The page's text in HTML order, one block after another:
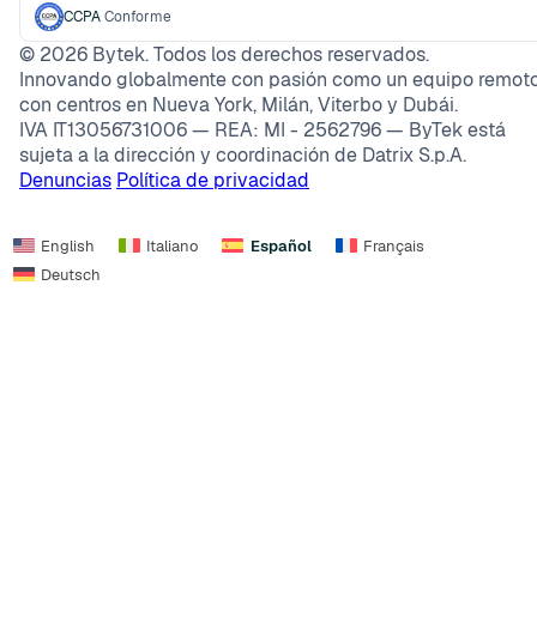
CCPAConforme
© 2026 Bytek. Todos los derechos reservados.
Innovando globalmente con pasión como un equipo
con centros en Nueva York, Milán, Viterbo y Dubái.
IVA IT13056731006 — REA: MI - 2562796 — ByTek está
sujeta a la dirección y coordinación de Datrix S.p.A.
Denuncias Política de privacidad
English Italiano Español
Français
Deutsch